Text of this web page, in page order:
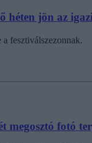
héten jön az
fesztiválszezonnak.
megosztó fotó